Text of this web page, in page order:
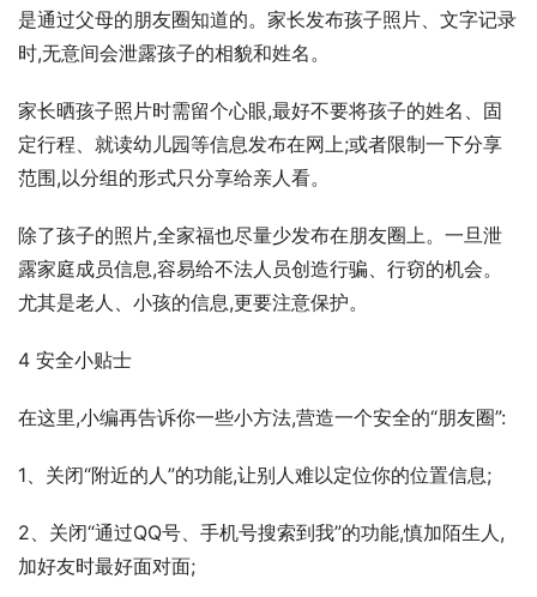
是通过父母的朋友圈知道的。家长发布孩子照片、文字记录
时,无意间会泄露孩子的相貌和姓名。
家长晒孩子照片时需留个心眼,最好不要将孩子的姓名、固
定行程、就读幼儿园等信息发布在网上;或者限制一下分享
范围,以分组的形式只分享给亲人看。
除了孩子的照片,全家福也尽量少发布在朋友圈上。一旦泄
露家庭成员信息,容易给不法人员创造行骗、行窃的机会。
尤其是老人、小孩的信息,更要注意保护。
4 安全小贴士
在这里,小编再告诉你一些小方法,营造一个安全的“朋友圈”:
1、关闭“附近的人”的功能,让别人难以定位你的位置信息;
2、关闭“通过QQ号、手机号搜索到我”的功能,慎加陌生人,
加好友时最好面对面;